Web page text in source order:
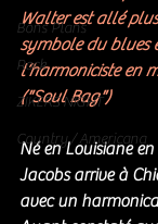
Bons Plans
Rock
ZIKERS NIGHT
Country / Americana
Walter est allé
symbole du blues
l’harmoniciste en
("Soul Bag")
Né en Louisiane
Jacobs arrive à
avec un